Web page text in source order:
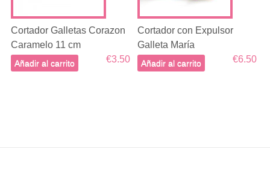
Cortador Galletas Corazon
Caramelo 11 cm
€3.50
Añadir al carrito
Cortador con Expulsor
Galleta María
€6.50
Añadir al carrito